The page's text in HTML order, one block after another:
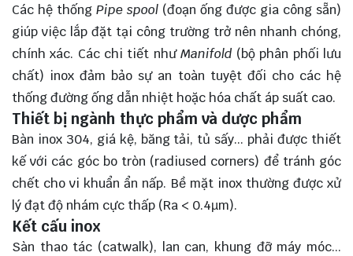
Các hệ thống Pipe spool (đoạn ống được gia công sẵn)
giúp việc lắp đặt tại công trường trở nên nhanh chóng,
chính xác. Các chi tiết nhưManifold (bộ phân phối lưu
chất) inox đảm bảo sự an toàn tuyệt đối cho các hệ
thống đường ống dẫn nhiệt hoặc hóa chất áp suất cao.
Thiết bị ngành thực phẩm và dược phẩm
Bàn inox 304, giá kệ, băng tải, tủ sấy... phải được thiết
kế với các góc bo tròn (radiused corners) để tránh góc
chết cho vi khuẩn ẩn nấp. Bề mặt inox thường được xử
lý đạt độ nhám cực thấp (Ra < 0.4µm).
Kết cấu inox
Sàn thao tác (catwalk), lan can, khung đỡ máy móc...